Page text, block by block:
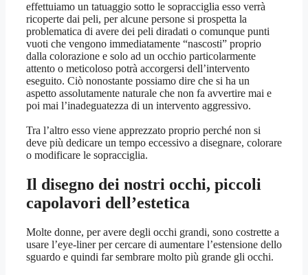
effettuiamo un tatuaggio sotto le sopracciglia esso verrà
ricoperte dai peli, per alcune persone si prospetta la
problematica di avere dei peli diradati o comunque punti
vuoti che vengono immediatamente “nascosti” proprio
dalla colorazione e solo ad un occhio particolarmente
attento o meticoloso potrà accorgersi dell’intervento
eseguito. Ciò nonostante possiamo dire che si ha un
aspetto assolutamente naturale che non fa avvertire mai e
poi mai l’inadeguatezza di un intervento aggressivo.
Tra l’altro esso viene apprezzato proprio perché non si
deve più dedicare un tempo eccessivo a disegnare, colorare
o modificare le sopracciglia.
Il disegno dei nostri occhi, piccoli
capolavori dell’estetica
Molte donne, per avere degli occhi grandi, sono costrette a
usare l’eye-liner per cercare di aumentare l’estensione dello
sguardo e quindi far sembrare molto più grande gli occhi.